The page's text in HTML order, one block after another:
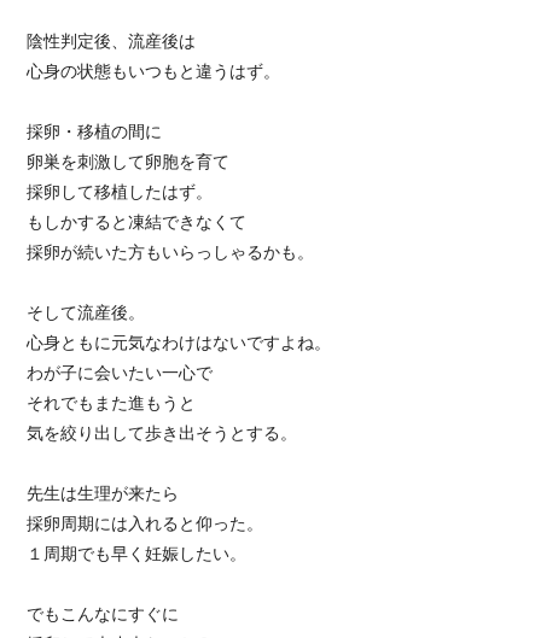
陰性判定後、流産後は
心身の状態もいつもと違うはず。
採卵・移植の間に
卵巣を刺激して卵胞を育て
採卵して移植したはず。
もしかすると凍結できなくて
採卵が続いた方もいらっしゃるかも。
そして流産後。
心身ともに元気なわけはないですよね。
わが子に会いたい一心で
それでもまた進もうと
気を絞り出して歩き出そうとする。
先生は生理が来たら
採卵周期には入れると仰った。
１周期でも早く妊娠したい。
でもこんなにすぐに